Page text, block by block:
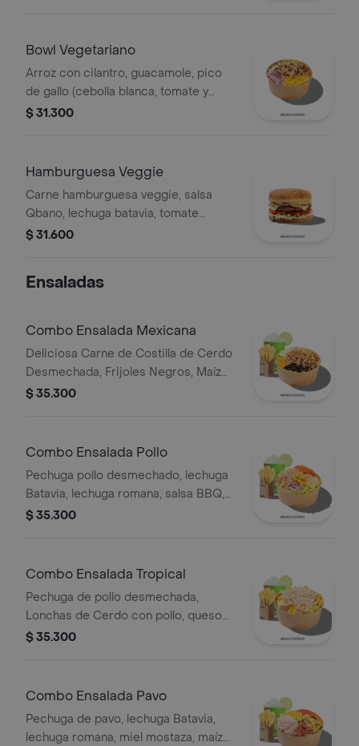
Bowl Vegetariano
Arroz con cilantro, guacamole, pico
de gallo (cebolla blanca, tomate y
cilantro), maíz tierno, cebolla roja y
$ 31.300
Hamburguesa Veggie
Carne hamburguesa veggie, salsa
Qbano, lechuga batavia, tomate
chonto, queso mozzarella, champiñón
$ 31.600
Ensaladas
Combo Ensalada Mexicana
Deliciosa Carne de Costilla de Cerdo
Desmechada, Frijoles Negros, Maíz
tierno, Queso mozzarella, Guacamole,
$ 35.300
Combo Ensalada Pollo
Pechuga pollo desmechado, lechuga
Batavia, lechuga romana, salsa BBQ,
tomate chonto, queso mozzarella,
$ 35.300
Combo Ensalada Tropical
Pechuga de pollo desmechada,
Lonchas de Cerdo con pollo, queso
amarillo, piña calada, lechuga batavia y
$ 35.300
Combo Ensalada Pavo
Pechuga de pavo, lechuga Batavia,
lechuga romana, miel mostaza, maíz